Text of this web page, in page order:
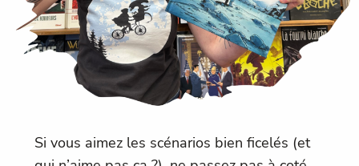
Si vous aimez les scénarios bien ficelés (et